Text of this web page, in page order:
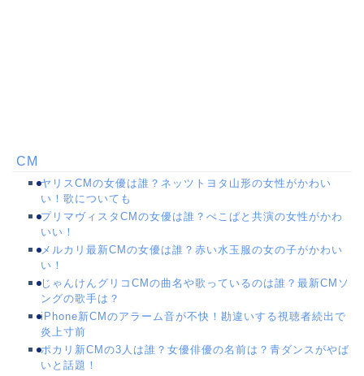
CM
ヤリスCMの女優は誰？ネッツトヨタ山形の女性がかわい
い！歌についても
プリマヴィスタCMの女優は誰？ぺこぱと共演の女性がかわ
いい！
メルカリ最新CMの女優は誰？赤い水玉服の女の子がかわい
い！
じゃんけんグリコCMの曲名や歌っているのは誰？最新CMソ
ングの歌手は？
iPhone新CMのアラーム音が不快！勘違いする視聴者続出で
炎上寸前
ポカリ新CMの3人は誰？女優俳優の名前は？青ダンスがやば
いと話題！